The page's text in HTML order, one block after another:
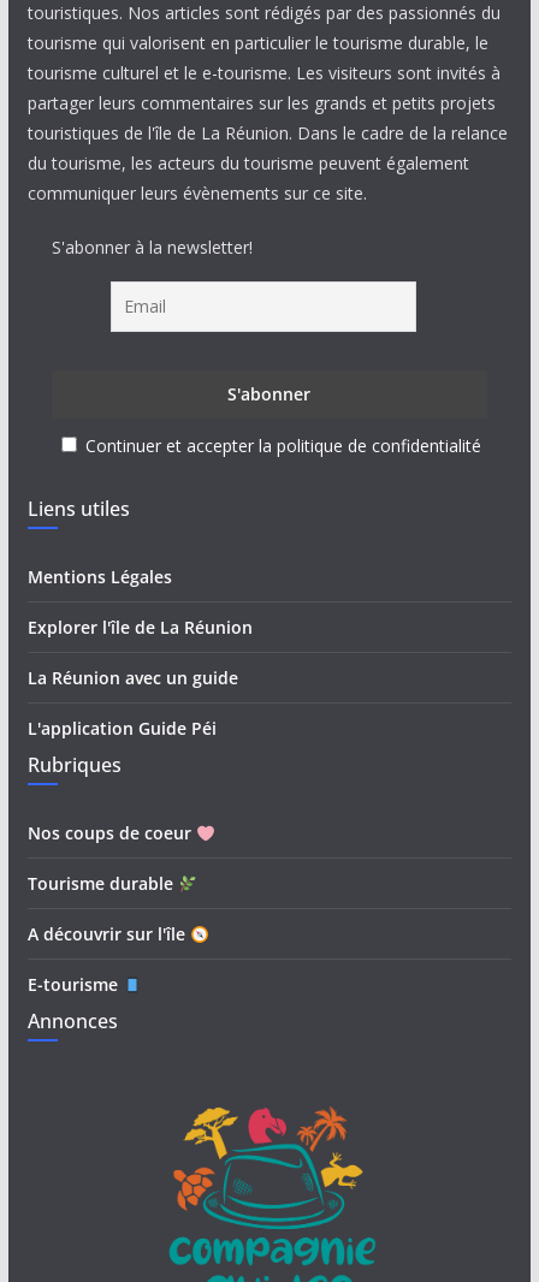
touristiques. Nos articles sont rédigés par des passionnés du
tourisme qui valorisent en particulier le tourisme durable, le
tourisme culturel et le e-tourisme. Les visiteurs sont invités à
partager leurs commentaires sur les grands et petits projets
touristiques de l'île de La Réunion. Dans le cadre de la relance
du tourisme, les acteurs du tourisme peuvent également
communiquer leurs évènements sur ce site.
S'abonner à la newsletter!
Continuer et accepter la politique de confidentialité
Liens utiles
Mentions Légales
Explorer l'île de La Réunion
La Réunion avec un guide
L'application Guide Péi
Rubriques
Nos coups de coeur
Tourisme durable
A découvrir sur l'île
E-tourisme
Annonces